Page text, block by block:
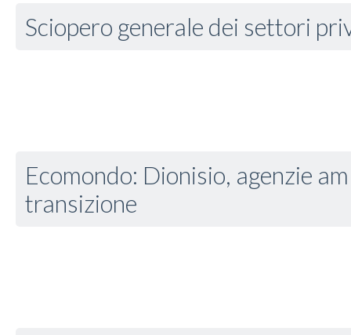
Sciopero generale dei settori
Ecomondo: Dionisio, agenzie
transizione